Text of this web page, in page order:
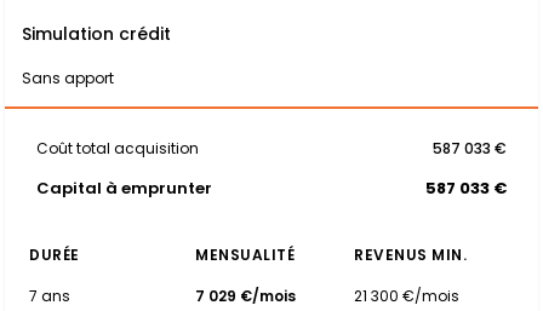
Simulation crédit
Sans apport
Coût total acquisition 587 033 €
Capital à emprunter 587 033 €
DURÉE MENSUALITÉ
REVENUS MIN.
7 ans
7 029 €/mois
21 300 €/mois